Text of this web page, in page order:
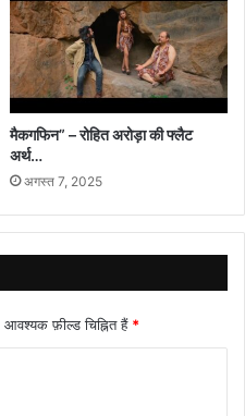
मैकगफिन” – रोहित अरोड़ा की फ्लैट
अर्थ…
अगस्त 7, 2025
आवश्यक फ़ील्ड चिह्नित हैं *